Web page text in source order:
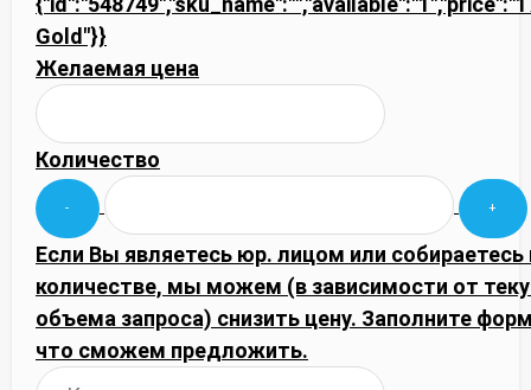
Gold"}}
Желаемая цена
Количество
Если Вы являетесь юр. лицом или
количестве, мы можем (в зависимости от
объема запроса) снизить цену. Заполните
что сможем предложить.